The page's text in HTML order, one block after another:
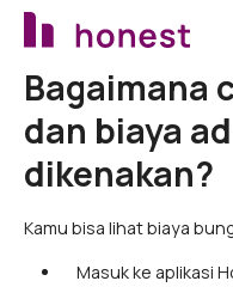
Bagaimana
dan biaya
dikenakan?
Kamu bisa lihat biaya
Masuk ke aplikasi